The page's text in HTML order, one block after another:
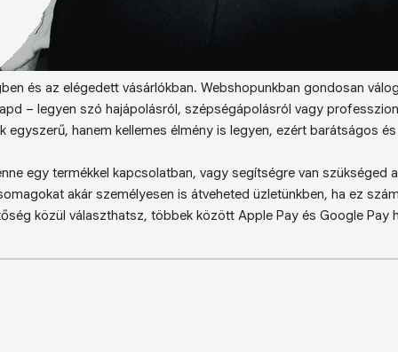
és az elégedett vásárlókban. Webshopunkban gondosan
– legyen szó hajápolásról, szépségápolásról vagy
egyszerű, hanem kellemes élmény is legyen, ezért barátságos
egy termékkel kapcsolatban, vagy segítségre van szükséged
akár személyesen is átveheted üzletünkben, ha ez
közül választhatsz, többek között Apple Pay és Google Pay